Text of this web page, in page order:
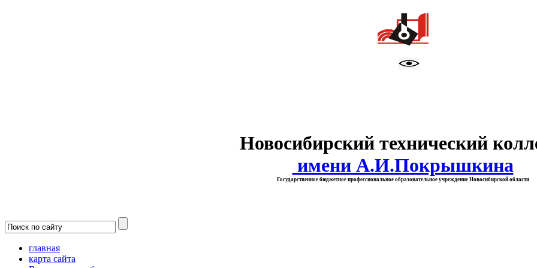
Новосибирский технический
имени А.И.Покрышкина
Государственное бюджетное профессиональное образовательное учреждение Новосибирской области
главная
карта сайта